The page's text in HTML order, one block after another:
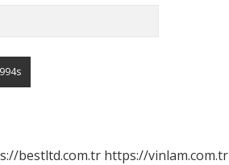
bestltd.com.tr https://vinlam.com.tr